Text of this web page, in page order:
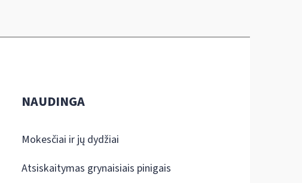
NAUDINGA
Mokesčiai ir jų dydžiai
Atsiskaitymas grynaisiais pinigais